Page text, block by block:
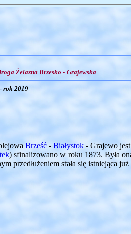
Żelazna Brzesko - Grajewska
rok 2019
Brześć- Białystok- Grajewo jest
) sfinalizowano w roku 1873. Była
przedłużeniem stała się istniejąca